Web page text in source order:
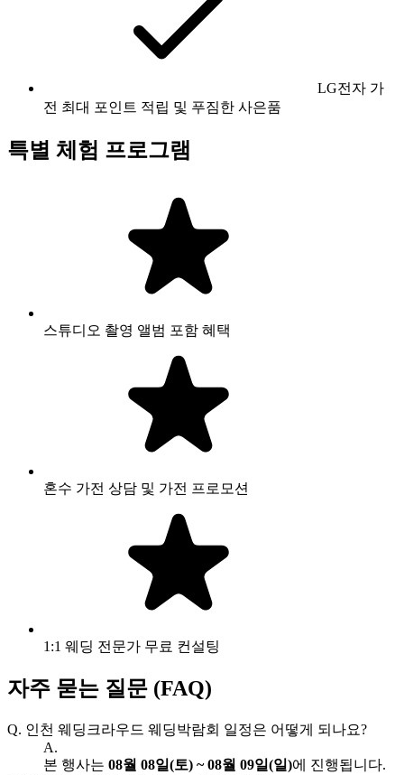
LG전자 가
전 최대 포인트 적립 및 푸짐한 사은품
특별 체험 프로그램
스튜디오 촬영 앨범 포함 혜택
혼수 가전 상담 및 가전 프로모션
1:1 웨딩 전문가 무료 컨설팅
자주 묻는 질문 (FAQ)
Q. 인천 웨딩크라우드 웨딩박람회 일정은 어떻게 되나요?
A.
본 행사는 08월 08일(토) ~ 08월 09일(일)에 진행됩니다.